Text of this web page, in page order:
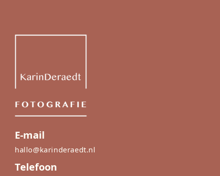
E-mail
hallo@karinderaedt.nl
Telefoon